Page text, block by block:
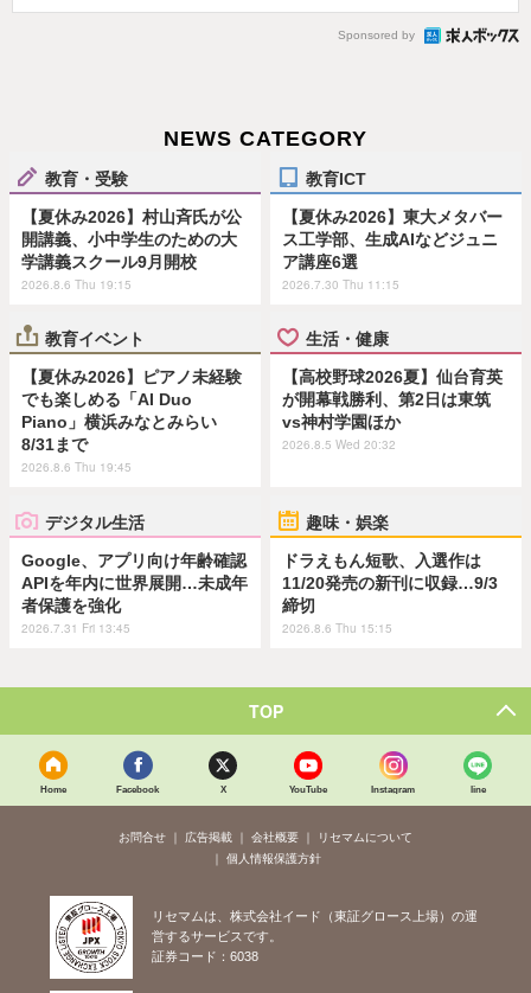
Sponsored by
NEWS CATEGORY
教育・受験
【夏休み2026】村山斉氏が公
開講義、小中学生のための大
学講義スクール9月開校
2026.8.6 Thu 19:15
教育ICT
【夏休み2026】東大メタバー
ス工学部、生成AIなどジュニ
ア講座6選
2026.7.30 Thu 11:15
教育イベント
【夏休み2026】ピアノ未経験
でも楽しめる「AI Duo
Piano」横浜みなとみらい
8/31まで
2026.8.6 Thu 19:45
生活・健康
【高校野球2026夏】仙台育英
が開幕戦勝利、第2日は東筑
vs神村学園ほか
2026.8.5 Wed 20:32
デジタル生活
Google、アプリ向け年齢確認
APIを年内に世界展開…未成年
者保護を強化
2026.7.31 Fri 13:45
趣味・娯楽
ドラえもん短歌、入選作は
11/20発売の新刊に収録…9/3
締切
2026.8.6 Thu 15:15
TOP
Home Facebook X YouTube Instagram line
お問合せ 広告掲載 会社概要
リセマムについて
個人情報保護方針
リセマムは、株式会社イード（東証グロース上場）の運
営するサービスです。
証券コード：6038